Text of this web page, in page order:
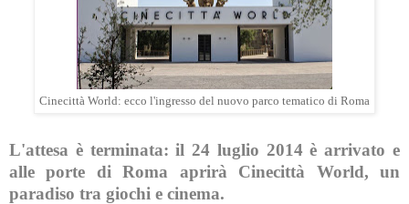
Cinecittà World: ecco l'ingresso del nuovo parco tematico di Roma
L'attesa è terminata: il 24 luglio 2014è arrivato e
alle porte di Roma aprirà Cinecittà World, un
paradiso tra giochi e cinema.